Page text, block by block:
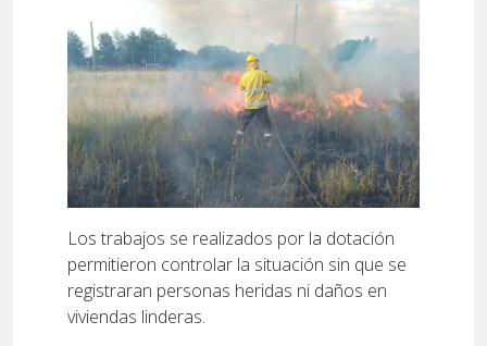
Los trabajos se realizados por la dotación
permitieron controlar la situación sin que se
registraran personas heridas ni daños en
viviendas linderas.